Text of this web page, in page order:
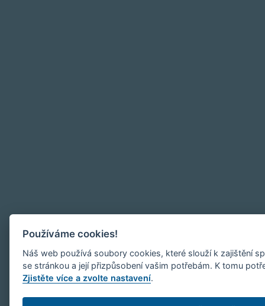
Používáme cookies!
Náš web používá soubory cookies, které slouží k zajištění
se stránkou a její přizpůsobení vašim potřebám. K tomu
Zjistěte více a zvolte nastavení.